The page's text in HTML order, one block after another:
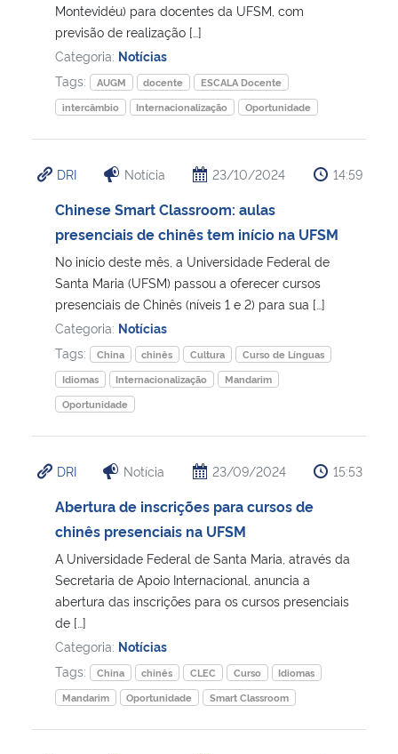
Secretaria de Governo
Gabinete de Segurança Institucional
Banco Central do Brasil
Montevidéu) para docentes da UFSM, com
previsão de realização […]
Categoria: Notícias
Tags:
AUGM docente
ESCALA Docente
intercâmbio
Internacionalização Oportunidade
DRI Notícia 23/10/2024 14:59
Chinese Smart Classroom: aulas
presenciais de chinês tem início na UFSM
No início deste mês, a Universidade Federal de
Santa Maria (UFSM) passou a oferecer cursos
presenciais de Chinês (níveis 1 e 2) para sua […]
Categoria: Notícias
Tags:
China chinês Cultura
Curso de Línguas
Idiomas
Internacionalização
Mandarim
Oportunidade
DRI Notícia 23/09/2024 15:53
Abertura de inscrições para cursos de
chinês presenciais na UFSM
A Universidade Federal de Santa Maria, através da
Secretaria de Apoio Internacional, anuncia a
abertura das inscrições para os cursos presenciais
de […]
Categoria: Notícias
Tags:
China chinês CLEC Curso
Idiomas
Mandarim
Oportunidade Smart Classroom